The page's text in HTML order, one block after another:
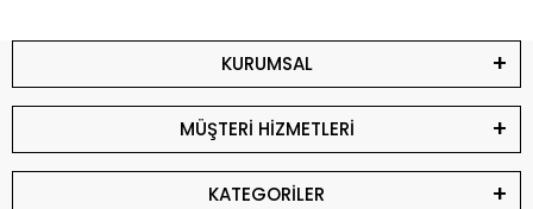
KURUMSAL
MÜŞTERİ HİZMETLERİ
KATEGORİLER